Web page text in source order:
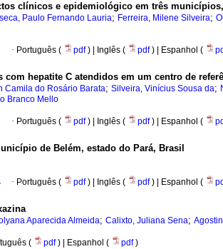
clínicos e epidemiológico em três
Paulo Fernando Lauria; Ferreira, Milene Silveira;
· Português ( pdf) | Inglês ( pdf) | Espanhol (
hepatite C atendidos em um centro de
Camila do Rosário Barata; Silveira, Vinícius Sousa da;
Branco Mello
· Português ( pdf) | Inglês ( pdf) | Espanhol (
de Belém, estado do Pará, Brasil
· Português ( pdf) | Inglês ( pdf) | Espanhol (
Aparecida Almeida; Calixto, Juliana Sena;
( pdf) | Espanhol ( pdf)